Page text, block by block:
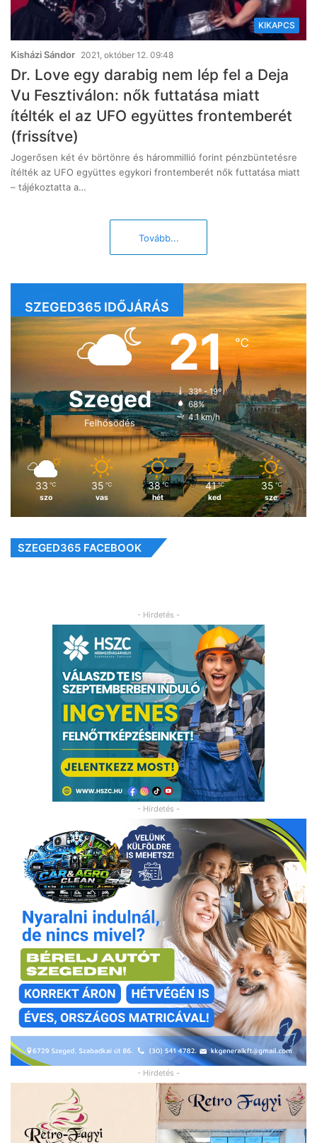
KIKAPCS
Kisházi Sándor 2021, október 12. 09:48
Dr. Love egy darabig nem lép fel a Deja
Vu Fesztiválon: nők futtatása miatt
ítélték el az UFO együttes frontemberét
(frissítve)
Jogerősen két év börtönre és hárommillió forint pénzbüntetésre
ítélték az UFO együttes egykori frontemberét nők futtatása miatt
– tájékoztatta a…
Tovább...
SZEGED365 IDŐJÁRÁS
Szeged
Felhősödés
21℃
33º - 19º
68%
4.1 km/h
33 ℃
szo
35 ℃
vas
38 ℃
hét
41 ℃
ked
35 ℃
sze
SZEGED365 FACEBOOK
- Hirdetés -
- Hirdetés -
- Hirdetés -